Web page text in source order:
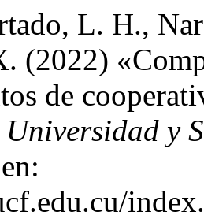
L. H.,
(2022)
de
Universidad y